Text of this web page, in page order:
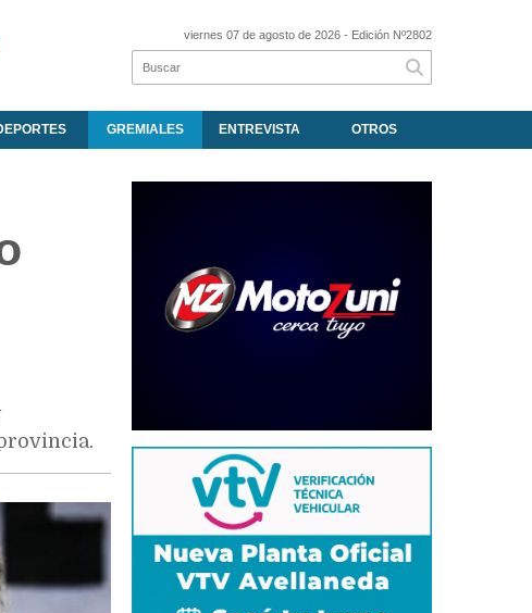
viernes 07 de agosto de 2026 - Edición Nº2802
GREMIALES ENTREVISTA OTROS